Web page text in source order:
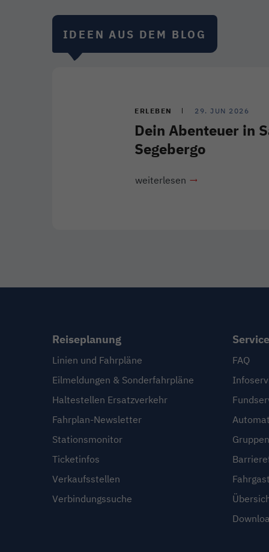
IDEEN AUS DEM BLOG
ERLEBEN 29. JUN 2026
Dein Abenteuer in
Segebergo
weiterlesen
Reiseplanung
Linien und Fahrpläne
Eilmeldungen & Sonderfahrpläne
Haltestellen Ersatzverkehr
Fahrplan-Newsletter
Stationsmonitor
Ticketinfos
Verkaufsstellen
Verbindungssuche
Service
FAQ